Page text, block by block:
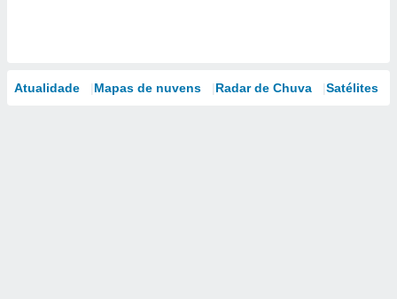
Atualidade Mapas de nuvens Radar de Chuva Satélites